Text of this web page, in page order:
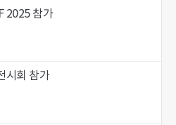
2025 참가
시회 참가